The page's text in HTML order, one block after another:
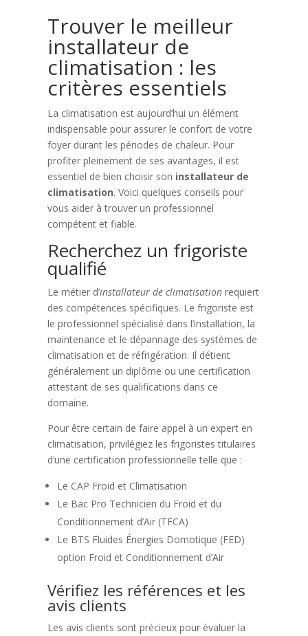
Trouver le meilleur
installateur de
climatisation : les
critères essentiels
La climatisation est aujourd’hui un élément
indispensable pour assurer le confort de votre
foyer durant les périodes de chaleur. Pour
profiter pleinement de ses avantages, il est
essentiel de bien choisir son installateur de
climatisation. Voici quelques conseils pour
vous aider à trouver un professionnel
compétent et fiable.
Recherchez un frigoriste
qualifié
Le métier d’installateur de climatisationrequiert
des compétences spécifiques. Le frigoriste est
le professionnel spécialisé dans l’installation, la
maintenance et le dépannage des systèmes de
climatisation et de réfrigération. Il détient
généralement un diplôme ou une certification
attestant de ses qualifications dans ce
domaine.
Pour être certain de faire appel à un expert en
climatisation, privilégiez les frigoristes titulaires
d’une certification professionnelle telle que :
Le CAP Froid et Climatisation
Le Bac Pro Technicien du Froid et du
Conditionnement d’Air (TFCA)
Le BTS Fluides Énergies Domotique (FED)
option Froid et Conditionnement d’Air
Vérifiez les références et les
avis clients
Les avis clients sont précieux pour évaluer la